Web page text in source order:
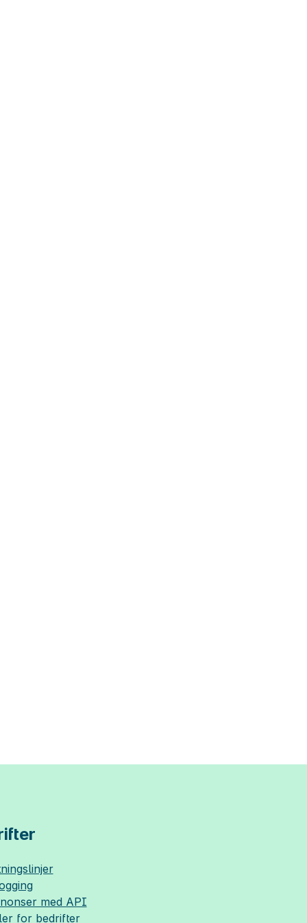
med API
for bedrifter